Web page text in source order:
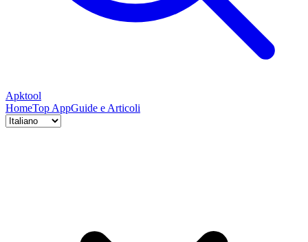
Apktool
HomeTop AppGuide e Articoli